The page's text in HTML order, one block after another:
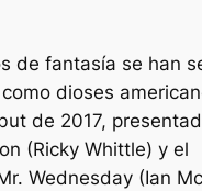
de fantasía se han
dioses
de 2017,
(Ricky Whittle) y el
Wednesday (Ian